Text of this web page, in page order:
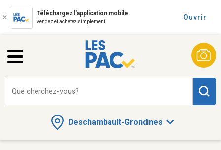
Téléchargez l'application mobile
Vendez et achetez simplement
Ouvrir
Deschambault-Grondines
Que cherchez-vous?